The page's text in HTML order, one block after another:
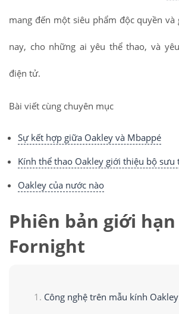
mang đến một siêu phẩm độc quyền
nay, cho những ai yêu thể thao, và
điện tử.
Bài viết cùng chuyên mục
Sự kết hợp giữa Oakley và Mbappé
Kính thể thao Oakley giới thiệu bộ sưu
Oakley của nước nào
Phiên bản giới
Fornight
Công nghệ trên mẫu kính